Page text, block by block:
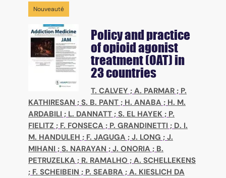
Nouveauté
Policy and practice
of opioid agonist
treatment (OAT) in
23 countries
T. CALVEY ; A. PARMAR ; P.
KATHIRESAN ; S. B. PANT ; H. ANABA ; H. M.
ARDABILI ; L. DANNATT ; S. EL HAYEK ; P.
FIELITZ ; F. FONSECA ; P. GRANDINETTI ; D. I.
M. HANDULEH ; F. JAGUGA ; J. LONG ; J.
MIHANI ; S. NARAYAN ; J. ONORIA ; B.
PETRUZELKA ; R. RAMALHO ; A. SCHELLEKENS
; F. SCHEIBEIN ; P. SEABRA ; A. KIESLICH DA